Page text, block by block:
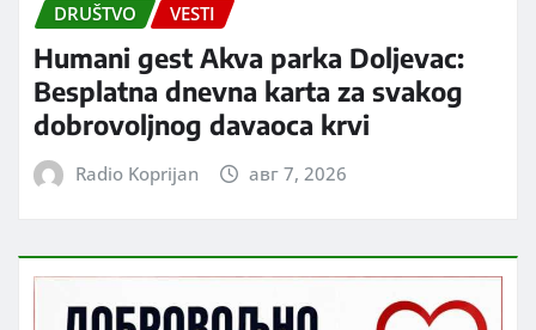
DRUŠTVO VESTI
Humani gest Akva parka Doljevac:
Besplatna dnevna karta za svakog
dobrovoljnog davaoca krvi
Radio Koprijan авг 7, 2026